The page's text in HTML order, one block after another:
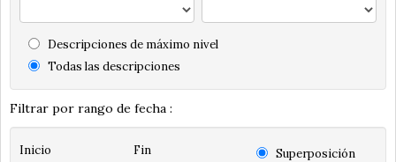
Descripciones de máximo nivel
Todas las descripciones
Filtrar por rango de fecha :
Inicio Fin
Superposición